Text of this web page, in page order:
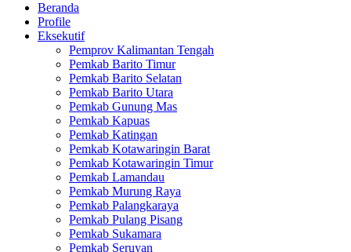
Beranda
Profile
Eksekutif
Pemprov Kalimantan Tengah
Pemkab Barito Timur
Pemkab Barito Selatan
Pemkab Barito Utara
Pemkab Gunung Mas
Pemkab Kapuas
Pemkab Katingan
Pemkab Kotawaringin Barat
Pemkab Kotawaringin Timur
Pemkab Lamandau
Pemkab Murung Raya
Pemkab Palangkaraya
Pemkab Pulang Pisang
Pemkab Sukamara
Pemkab Seruyan